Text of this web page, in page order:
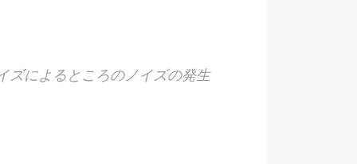
によるところのノイズの発生